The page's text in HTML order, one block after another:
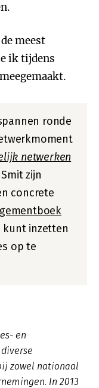
meest
ik tijdens
ronde
netwerken
zijn
concrete
kunt inzetten
op te
en
zowel nationaal
In 2013